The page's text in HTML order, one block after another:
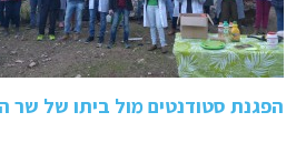
הפגנת סטודנטים מול ביתו של שר